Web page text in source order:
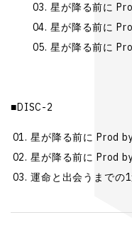
星が降る前に
星が降る前に
星が降る前に
■DISC-2
星が降る前に Prod
星が降る前に Prod
運命と出会うまでの